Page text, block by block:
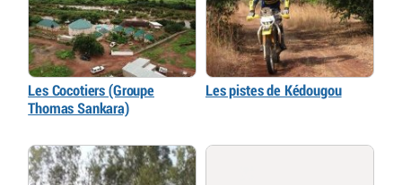
Les Cocotiers (Groupe
Thomas Sankara)
Les pistes de Kédougou